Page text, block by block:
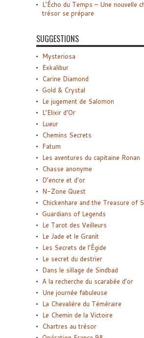
L’Écho du Temps – Une nouvelle
trésor se prépare
SUGGESTIONS
Mysteriosa
Exkalibur
Carine Diamond
Gold & Crystal
Le jugement de Salomon
L’Elixir d’Or
Lueur
Chemins Secrets
Fatum
Les aventures du capitaine Ronan
Chasse anonyme
D’encre et d’or
N-Zone Quest
Chickenhare and the Treasure of
Guardians of Legends
Le Tarot des Veilleurs
Le Jade et le Granit
Les Secrets de l’Égide
Le secret du destrier
Dans le sillage de Sindbad
A la recherche du scarabée d’or
Une journée fabuleuse
La Chevalière du Téméraire
Le Chemin de la Victoire
Chartres au trésor